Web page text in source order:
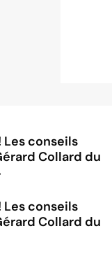
Les conseils
Collard du
Les conseils
Collard du